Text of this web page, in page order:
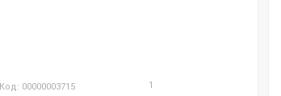
Код: 00000003715 1